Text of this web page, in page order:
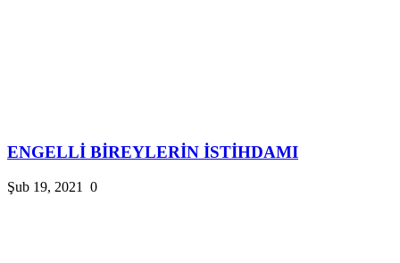
ENGELLİ BİREYLERİN İSTİHDAMI
Şub 19, 2021 0